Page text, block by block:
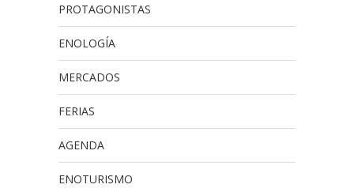
PROTAGONISTAS
ENOLOGÍA
MERCADOS
FERIAS
AGENDA
ENOTURISMO